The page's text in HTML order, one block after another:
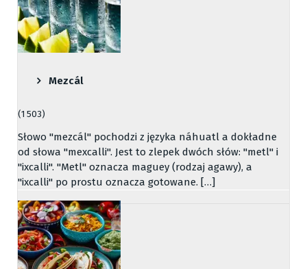
Mezcál
(1 503)
Słowo "mezcál" pochodzi z języka náhuatl a dokładne
od słowa "mexcalli". Jest to zlepek dwóch słów: "metl" i
"ixcalli". "Metl" oznacza maguey (rodzaj agawy), a
"ixcalli" po prostu oznacza gotowane. […]